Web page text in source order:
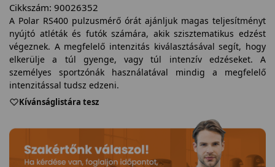
Cikkszám: 90026352
A Polar RS400 pulzusmérő órát ajánljuk magas teljesítményt
nyújtó atléták és futók számára, akik szisztematikus edzést
végeznek. A megfelelő intenzitás kiválasztásával segít, hogy
elkerülje a túl gyenge, vagy túl intenzív edzéseket. A
személyes sportzónák használatával mindig a megfelelő
intenzitással tudsz edzeni.
Kívánságlistára tesz